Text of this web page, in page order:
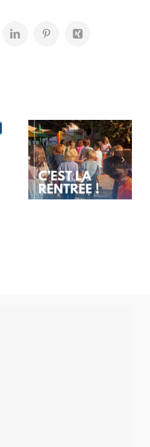
LinkedInPinterestXing
Message
de rentrée